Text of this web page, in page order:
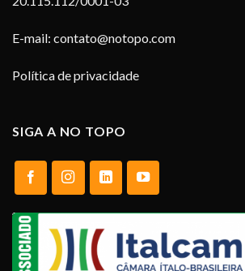
E-mail: contato@notopo.com
Política de privacidade
SIGA A NO TOPO